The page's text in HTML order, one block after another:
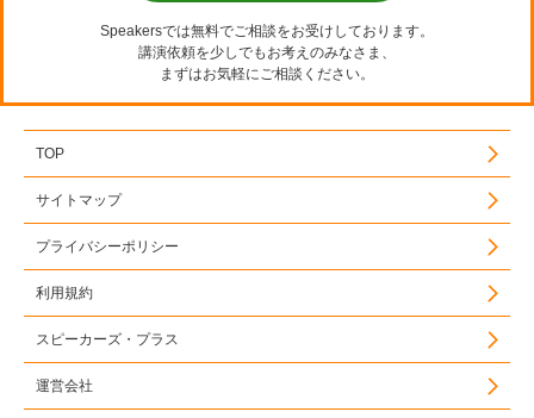
Speakersでは無料でご相談をお受けしております。
講演依頼を少しでもお考えのみなさま、
まずはお気軽にご相談ください。
TOP
サイトマップ
プライバシーポリシー
利用規約
スピーカーズ・プラス
運営会社